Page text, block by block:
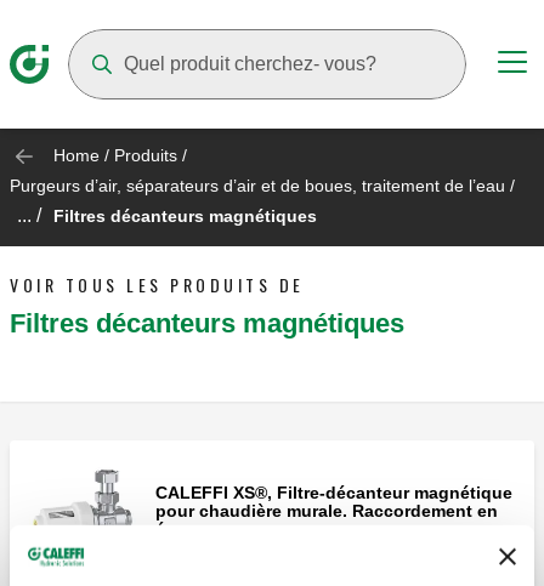
Home / Produits /
Purgeurs d’air, séparateurs d’air et de boues, traitement de l’eau /
... / Filtres décanteurs magnétiques
VOIR TOUS LES PRODUITS DE
Filtres décanteurs magnétiques
CALEFFI XS®, Filtre-décanteur magnétique
pour chaudière murale. Raccordement en
équerre.